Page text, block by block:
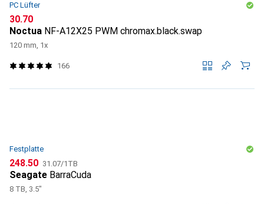
PC Lüfter
CHF
30.70
Noctua NF-A12X25 PWM chromax.black.swap
120 mm, 1x
166
Festplatte
CHF
248.50 CHF
31.07/1TB
Seagate BarraCuda
8 TB, 3.5"